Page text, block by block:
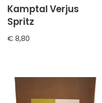
Kamptal Verjus
Spritz
€8,80